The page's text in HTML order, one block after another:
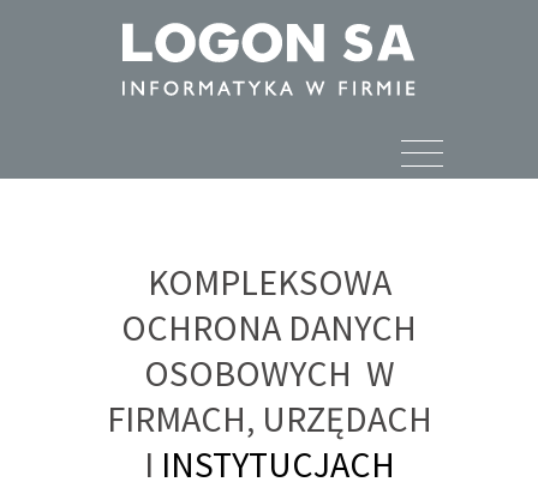
ochrona danych
osobowych audyt RODO
opieka szkolenia usługi
kujawsko-pomorskie
wdrożenie RODO
KOMPLEKSOWA
OCHRONA DANYCH
OSOBOWYCH W
FIRMACH, URZĘDACH
I INSTYTUCJACH